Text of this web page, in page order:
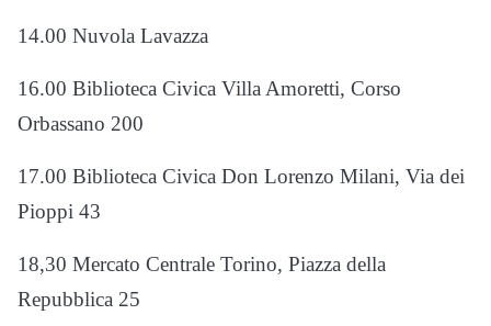
14.00 Nuvola Lavazza
16.00 Biblioteca Civica Villa Amoretti, Corso
Orbassano 200
17.00 Biblioteca Civica Don Lorenzo Milani, Via dei
Pioppi 43
18,30 Mercato Centrale Torino, Piazza della
Repubblica 25